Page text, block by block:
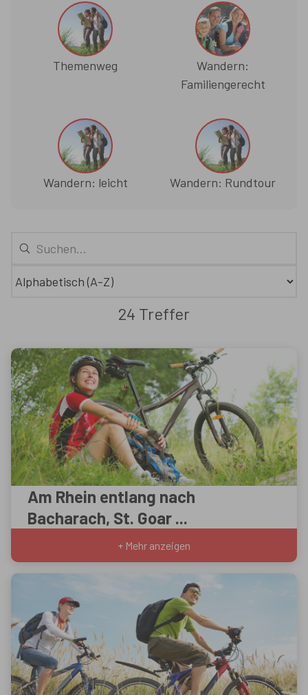
Themenweg
Wandern:
Familiengerecht
Wandern: leicht Wandern: Rundtour
24 Treffer
Am Rhein entlang nach
Bacharach, St. Goar ...
+ Mehr anzeigen